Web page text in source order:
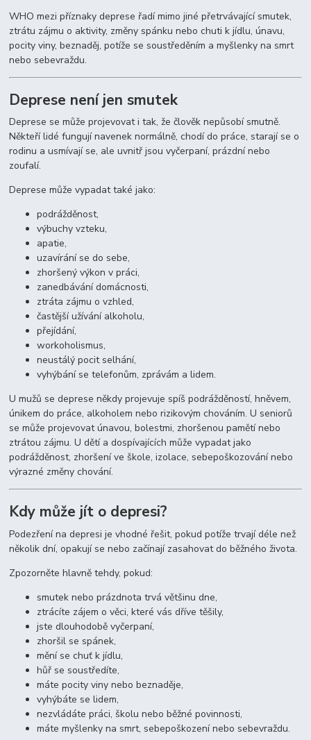
WHO mezi příznaky deprese řadí mimo jiné přetrvávající smutek,
ztrátu zájmu o aktivity, změny spánku nebo chuti k jídlu, únavu,
pocity viny, beznaděj, potíže se soustředěním a myšlenky na smrt
nebo sebevraždu.
Deprese není jen smutek
Deprese se může projevovat i tak, že člověk nepůsobí smutně.
Někteří lidé fungují navenek normálně, chodí do práce, starají se o
rodinu a usmívají se, ale uvnitř jsou vyčerpaní, prázdní nebo
zoufalí.
Deprese může vypadat také jako:
podrážděnost,
výbuchy vzteku,
apatie,
uzavírání se do sebe,
zhoršený výkon v práci,
zanedbávání domácnosti,
ztráta zájmu o vzhled,
častější užívání alkoholu,
přejídání,
workoholismus,
neustálý pocit selhání,
vyhýbání se telefonům, zprávám a lidem.
U mužů se deprese někdy projevuje spíš podrážděností, hněvem,
únikem do práce, alkoholem nebo rizikovým chováním. U seniorů
se může projevovat únavou, bolestmi, zhoršenou pamětí nebo
ztrátou zájmu. U dětí a dospívajících může vypadat jako
podrážděnost, zhoršení ve škole, izolace, sebepoškozování nebo
výrazné změny chování.
Kdy může jít o depresi?
Podezření na depresi je vhodné řešit, pokud potíže trvají déle než
několik dní, opakují se nebo začínají zasahovat do běžného života.
Zpozorněte hlavně tehdy, pokud:
smutek nebo prázdnota trvá většinu dne,
ztrácíte zájem o věci, které vás dříve těšily,
jste dlouhodobě vyčerpaní,
zhoršil se spánek,
mění se chuť k jídlu,
hůř se soustředíte,
máte pocity viny nebo beznaděje,
vyhýbáte se lidem,
nezvládáte práci, školu nebo běžné povinnosti,
máte myšlenky na smrt, sebepoškození nebo sebevraždu.